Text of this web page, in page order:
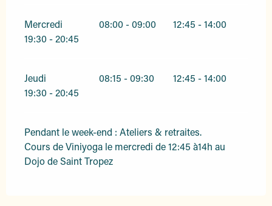
Mercredi 08:00 - 09:00
12:45 - 14:00
19:30 - 20:45
Jeudi 08:15 - 09:30
12:45 - 14:00
19:30 - 20:45
Pendant le week-end : Ateliers & retraites.
Cours de Viniyoga le mercredi de 12:45 à14h au
Dojo de Saint Tropez